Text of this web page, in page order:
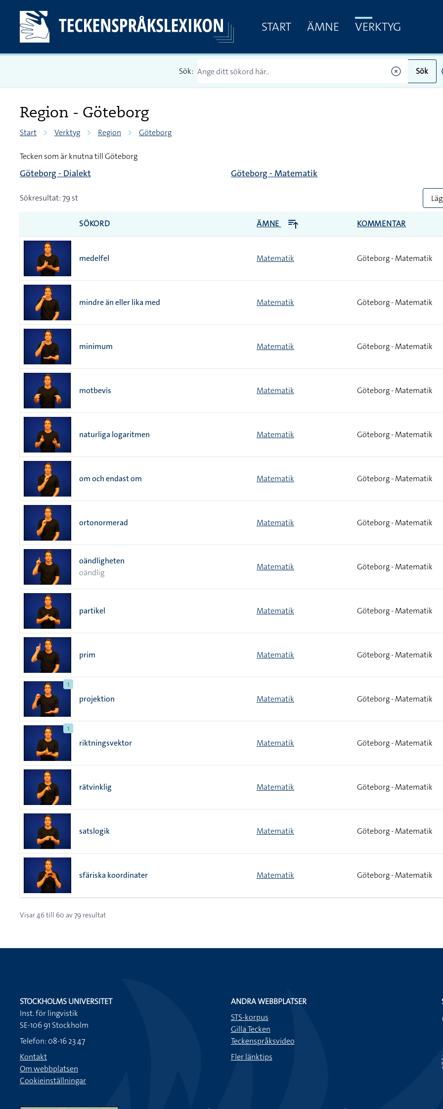
START ÄMNE VERKTYG
Sök: Sök
Region - Göteborg
Start Verktyg Region Göteborg
Tecken som är knutna till Göteborg
Göteborg - Dialekt Göteborg - Matematik
Sökresultat: 79 st
SÖKORD ÄMNE KOMMENTAR
medelfel Matematik Göteborg - Matematik
mindre än eller lika med Matematik Göteborg - Matematik
minimum Matematik Göteborg - Matematik
motbevis Matematik Göteborg - Matematik
naturliga logaritmen Matematik Göteborg - Matematik
om och endast om Matematik Göteborg - Matematik
ortonormerad Matematik Göteborg - Matematik
oändligheten
oändlig
Matematik Göteborg - Matematik
partikel Matematik Göteborg - Matematik
prim Matematik Göteborg - Matematik
1
projektion Matematik Göteborg - Matematik
1
riktningsvektor Matematik Göteborg - Matematik
rätvinklig Matematik Göteborg - Matematik
satslogik Matematik Göteborg - Matematik
sfäriska koordinater Matematik Göteborg - Matematik
Visar46till 60 av79 resultat
STOCKHOLMS UNIVERSITET
Inst. för lingvistik
SE-106 91 Stockholm
Telefon: 08-16 23 47
Kontakt
Om webbplatsen
Cookieinställningar
ANDRA WEBBPLATSER
STS-korpus
Gilla Tecken
Teckenspråksvideo
Fler länktips